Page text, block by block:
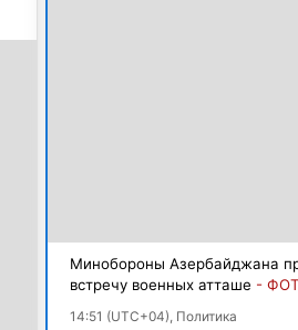
Минобороны Азербайджана
встречу военных атташе -
14:51 (UTC+04), Политика